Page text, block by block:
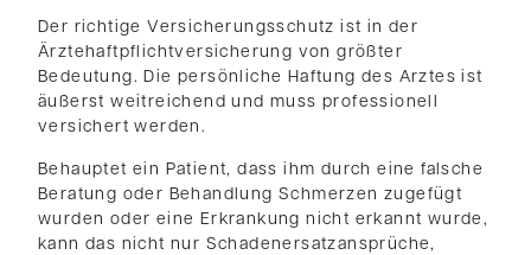
Der richtige Versicherungsschutz ist in der
Ärztehaftpflichtversicherung von größter
Bedeutung. Die persönliche Haftung des Arztes ist
äußerst weitreichend und muss professionell
versichert werden.
Behauptet ein Patient, dass ihm durch eine falsche
Beratung oder Behandlung Schmerzen zugefügt
wurden oder eine Erkrankung nicht erkannt wurde,
kann das nicht nur Schadenersatzansprüche,